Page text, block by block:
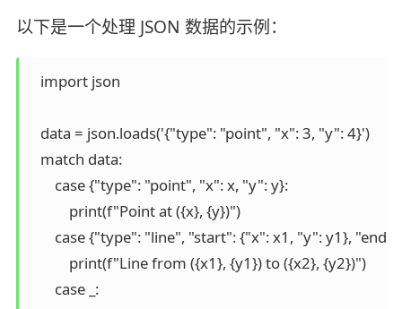
以下是一个处理 JSON 数据的示例：
   import json
   data = json.loads('{"type": "point", "x": 3, "y": 4}')
   match data:
       case {"type": "point", "x": x, "y": y}:
           print(f"Point at ({x}, {y})")
case {"type": "line", "start": {"x": x1, "y": y1},
           print(f"Line from ({x1}, {y1}) to ({x2}, {y2})")
       case _: